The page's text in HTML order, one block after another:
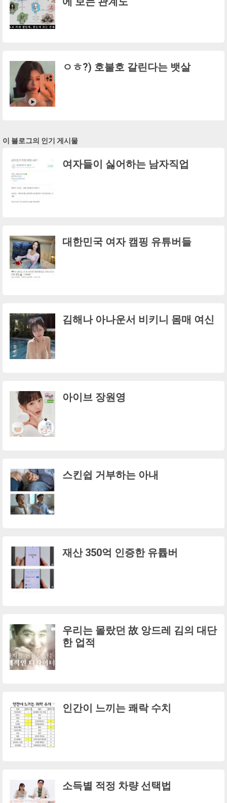
ㅇㅎ?) 호불호 갈린다는 뱃살
이 블로그의 인기 게시물
여자들이 싫어하는 남자직업
대한민국 여자 캠핑 유튜버들
김해나 아나운서 비키니 몸매 여신
아이브 장원영
스킨쉽 거부하는 아내
재산 350억 인증한 유튭버
우리는 몰랐던 故 앙드레 김의 대단
한 업적
인간이 느끼는 쾌락 수치
소득별 적정 차량 선택법